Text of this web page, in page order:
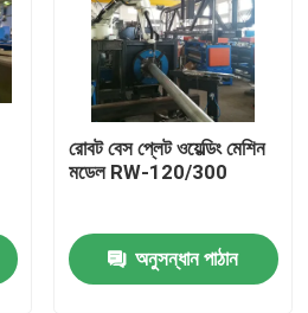
রোবট বেস প্লেট ওয়েল্ডিং মেশিন
মডেল RW-120/300
অনুসন্ধান পাঠান